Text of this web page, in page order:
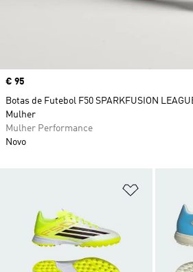
Price
€ 95
Botas de Futebol F50 SPARKFUSION
Mulher
Mulher Performance
Novo